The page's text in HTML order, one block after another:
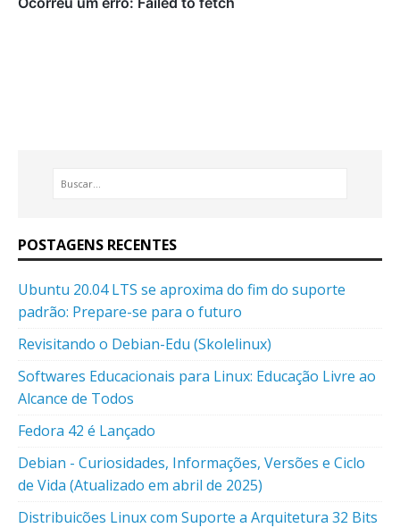
POSTAGENS RECENTES
Ubuntu 20.04 LTS se aproxima do fim do suporte
padrão: Prepare-se para o futuro
Revisitando o Debian-Edu (Skolelinux)
Softwares Educacionais para Linux: Educação Livre ao
Alcance de Todos
Fedora 42 é Lançado
Debian - Curiosidades, Informações, Versões e Ciclo
de Vida (Atualizado em abril de 2025)
Distribuicões Linux com Suporte a Arquitetura 32 Bits